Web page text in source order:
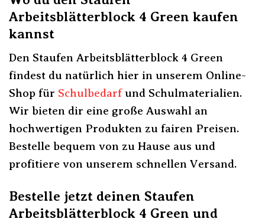
Arbeitsblätterblock 4 Green kaufen
kannst
Den Staufen Arbeitsblätterblock 4 Green
findest du natürlich hier in unserem Online-
Shop für Schulbedarfund Schulmaterialien.
Wir bieten dir eine große Auswahl an
hochwertigen Produkten zu fairen Preisen.
Bestelle bequem von zu Hause aus und
profitiere von unserem schnellen Versand.
Bestelle jetzt deinen Staufen
Arbeitsblätterblock 4 Green und